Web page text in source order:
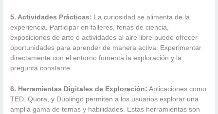
5. Actividades Prácticas: La curiosidad se alimenta de la
experiencia. Participar en talleres, ferias de ciencia,
exposiciones de arte o actividades al aire libre puede ofrecer
oportunidades para aprender de manera activa. Experimentar
directamente con el entorno fomenta la exploración y la
pregunta constante.
6. Herramientas Digitales de Exploración: Aplicaciones como
TED, Quora, y Duolingo permiten a los usuarios explorar una
amplia gama de temas y habilidades. Estas herramientas son